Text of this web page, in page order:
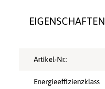
EIGENSCHAFTEN
Artikel-Nr.:
Energieeffizienzklass